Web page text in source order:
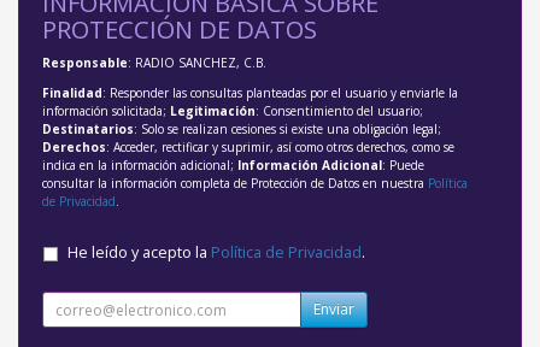
PROTECCIÓN DE DATOS
Responsable: RADIO SANCHEZ, C.B.
Finalidad: Responder las consultas planteadas por el usuario y enviarle la
información solicitada; Legitimación: Consentimiento del usuario;
Destinatarios: Solo se realizan cesiones si existe una obligación legal;
Derechos: Acceder, rectificar y suprimir, así como otros derechos, como se
indica en la información adicional; Información Adicional: Puede
consultar la información completa de Protección de Datos en nuestra Política
de Privacidad.
He leído y acepto la Política de Privacidad.
Enviar